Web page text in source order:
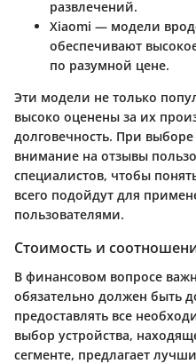
развлечений.
Xiaomi — модели
обеспечивают
по разумной цене.
Эти модели не только
высоко оценены за их
долговечность. При выборе
внимание на отзывы
специалистов, чтобы
всего подойдут для
пользователями.
Стоимость и
В финансовом вопросе
обязательно должен быть
предоставлять все
выбор устройства,
сегменте, предлагает